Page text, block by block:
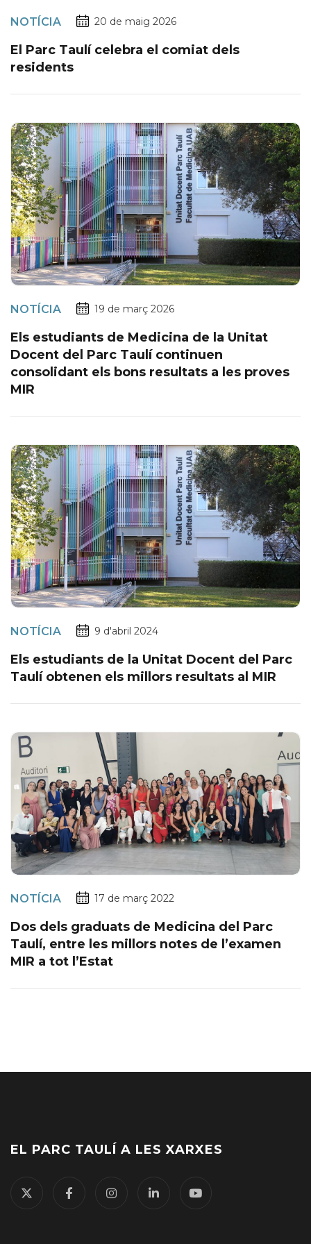
NOTÍCIA 20 de maig 2026
El Parc Taulí celebra el comiat dels
residents
NOTÍCIA 19 de març 2026
Els estudiants de Medicina de la Unitat
Docent del Parc Taulí continuen
consolidant els bons resultats a les proves
MIR
NOTÍCIA 9 d'abril 2024
Els estudiants de la Unitat Docent del Parc
Taulí obtenen els millors resultats al MIR
NOTÍCIA 17 de març 2022
Dos dels graduats de Medicina del Parc
Taulí, entre les millors notes de l’examen
MIR a tot l’Estat
EL PARC TAULÍ A LES XARXES